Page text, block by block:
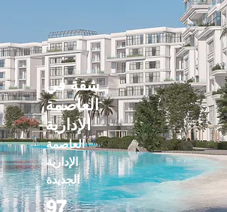
شقة في
العاصمة
الإدارية
العاصمة
الإدارية
الجديدة
97